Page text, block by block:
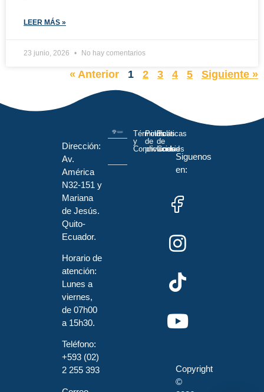
LEER MÁS »
23 junio, 2026 No hay comentarios
« Anterior 1 2 3 4 5 Siguiente »
Dirección:
Av.
América
N32-151 y
Mariana
de Jesús.
Quito-
Ecuador.
Horario de
atención:
Lunes a
viernes,
de 07h00
a 15h30.
Teléfono:
+593 (02)
2 255 393
Términos
y
Condiciones
Políticas
de
privacidad
Políticas
de
Cookies
Siguenos
en:
Copyright
©